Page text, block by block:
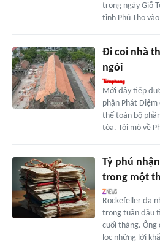
trong ngày Giỗ
tỉnh Phú Thọ
Đi coi nhà
ngói
Mới đây tiếp
phận Phát
thế toàn bộ
tòa. Tôi mò về
Tỷ phú
trong một
Rockefeller đã
trong tuần đầu
cuối tháng. Ông
lọc những lời